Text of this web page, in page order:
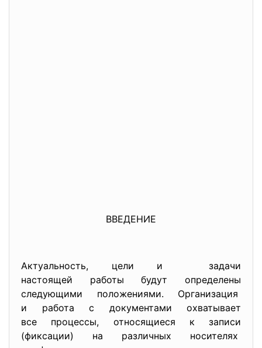
ВВЕДЕНИЕ
Актуальность, цели и задачи
настоящей работы будут определены
следующими положениями. Организация
и работа с документами охватывает
все процессы, относящиеся к записи
(фиксации) на различных носителях